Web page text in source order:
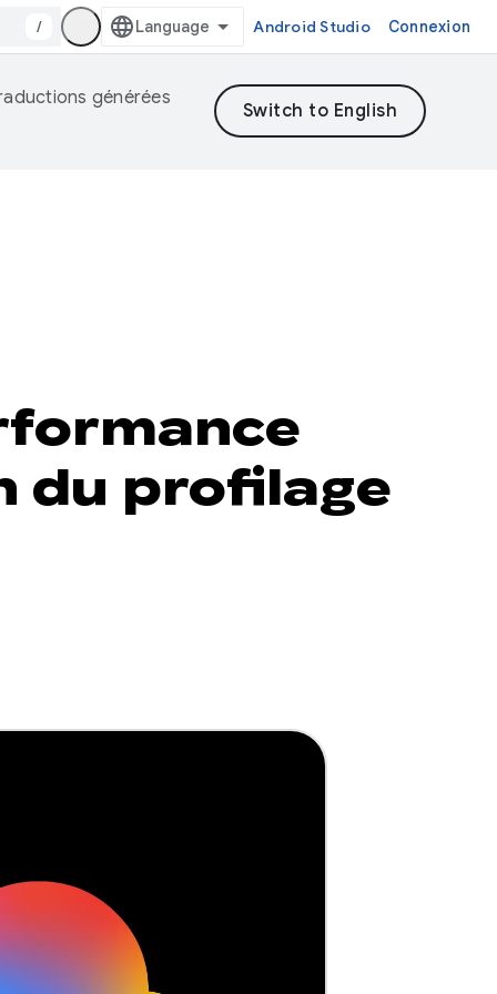
/ Android Studio Connexion
générées
du profilage